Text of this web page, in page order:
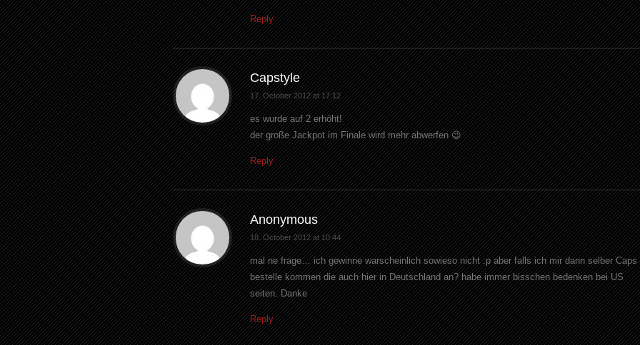
Reply
Capstyle
17. October 2012 at 17:12
es wurde auf 2 erhöht!
der große Jackpot im Finale wird mehr abwerfen 😉
Reply
Anonymous
18. October 2012 at 10:44
mal ne frage… ich gewinne warscheinlich sowieso nicht :p aber falls ich mir dann selber Caps
bestelle kommen die auch hier in Deutschland an? habe immer bisschen bedenken bei US
seiten. Danke
Reply